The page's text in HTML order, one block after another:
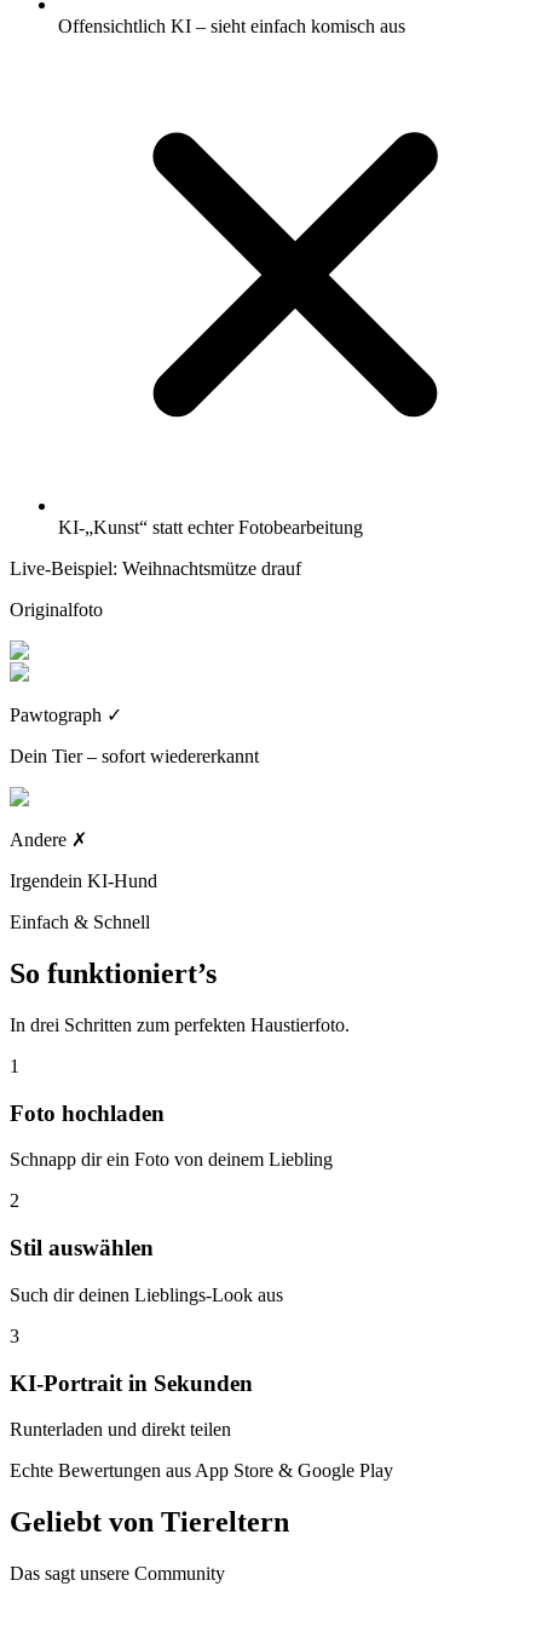
Offensichtlich KI – sieht einfach komisch aus
KI-„Kunst“ statt echter Fotobearbeitung
Live-Beispiel: Weihnachtsmütze drauf
Originalfoto
Pawtograph ✓
Dein Tier – sofort wiedererkannt
Andere ✗
Irgendein KI-Hund
Einfach & Schnell
So funktioniert’s
In drei Schritten zum perfekten Haustierfoto.
1
Foto hochladen
Schnapp dir ein Foto von deinem Liebling
2
Stil auswählen
Such dir deinen Lieblings-Look aus
3
KI-Portrait in Sekunden
Runterladen und direkt teilen
Echte Bewertungen aus App Store & Google Play
Geliebt von Tiereltern
Das sagt unsere Community